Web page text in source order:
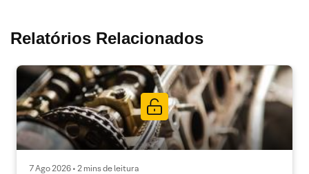
Relatórios Relacionados
7 Ago 2026 • 2 mins de leitura